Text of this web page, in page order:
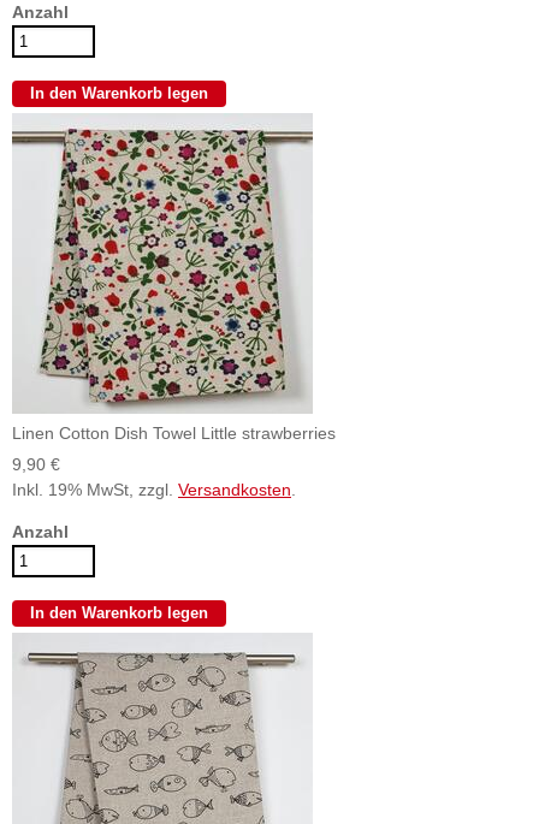
Anzahl
Linen Cotton Dish Towel Little strawberries
9,90 €
Inkl. 19% MwSt, zzgl. Versandkosten
Anzahl